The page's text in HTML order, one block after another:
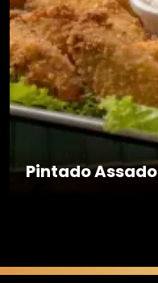
Pintado Assado